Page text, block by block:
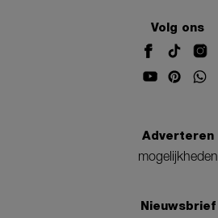
Volg ons
Adverteren
mogelijkheden
Nieuwsbrief